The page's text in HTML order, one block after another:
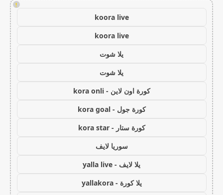
!
koora live
koora live
يلا شوت
يلا شوت
كورة اون لاين - kora onli
كورة جول - kora goal
كورة ستار - kora star
سوريا لايف
يلا لايف - yalla live
يلا كورة - yallakora